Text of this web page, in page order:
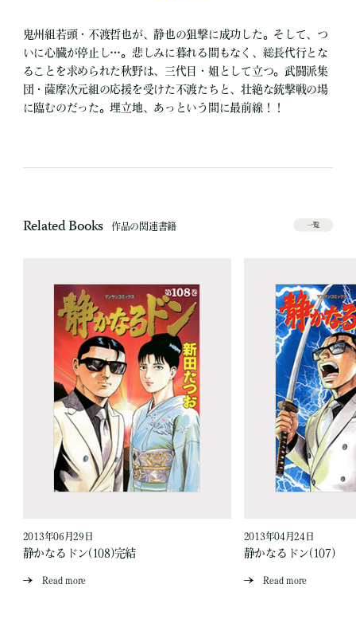
鬼州組若頭・不渡哲也が、静也の狙撃に成功した。そして、つ
いに心臓が停止し…。悲しみに暮れる間もなく、総長代行とな
ることを求められた秋野は、三代目・姐として立つ。武闘派集
団・薩摩次元組の応援を受けた不渡たちと、壮絶な銃撃戦の場
に臨むのだった。埋立地、あっという間に最前線！！
Related Books 作品の関連書籍 一覧
2013年06月29日
静かなるドン(108)完結
Read more
2013年04月24日
静かなるドン(107)
Read more